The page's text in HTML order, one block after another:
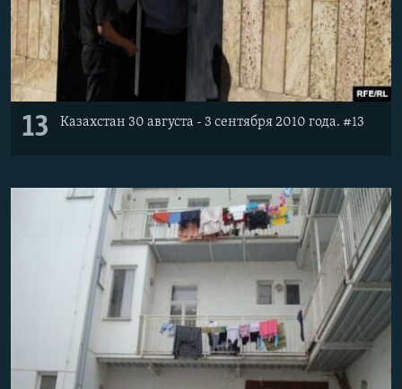
13 Казахстан 30 августа - 3 сентября 2010 года. #13